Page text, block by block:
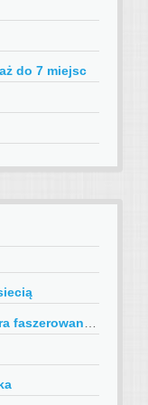
do 7 miejsc
papryczki